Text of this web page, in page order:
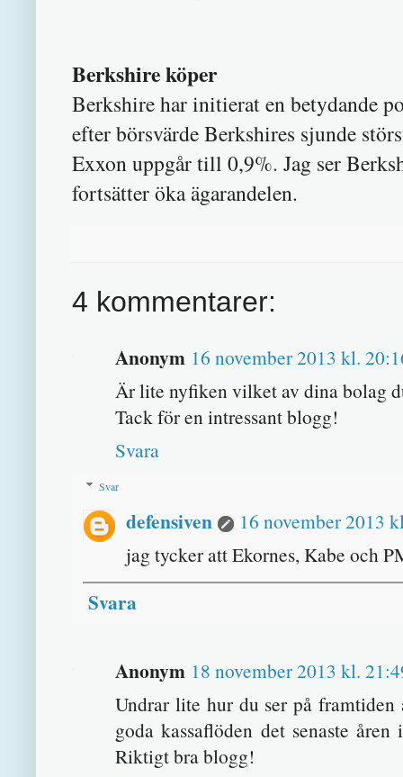
Berkshire köper
Berkshire har initierat en betydande
efter börsvärde Berkshires sjunde
Exxon uppgår till 0,9%. Jag ser
fortsätter öka ägarandelen.
4 kommentarer:
Anonym 16 november 2013 kl.
Är lite nyfiken vilket av dina bolag
Tack för en intressant blogg!
Svara
Svar
defensiven
16 november 2013
jag tycker att Ekornes, Kabe och
Svara
Anonym 18 november 2013 kl.
Undrar lite hur du ser på framtiden
goda kassaflöden det senaste
Riktigt bra blogg!